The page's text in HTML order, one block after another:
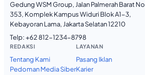
Gedung WSM Group, Jalan Palmerah Barat No
353, Komplek Kampus Widuri Blok A1-3,
Kebayoran Lama, Jakarta Selatan 12210
Telp:+62 812-1234-8798
REDAKSI
Tentang Kami
Pedoman Media Siber
LAYANAN
Pasang Iklan
Karier